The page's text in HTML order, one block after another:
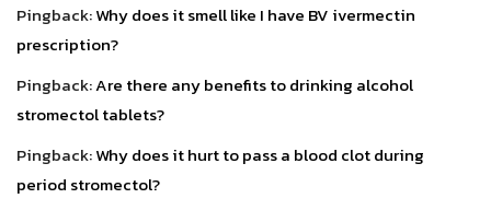
Pingback:Why does it smell like I have BV ivermectin
prescription?
Pingback:Are there any benefits to drinking alcohol
stromectol tablets?
Pingback:Why does it hurt to pass a blood clot during
period stromectol?